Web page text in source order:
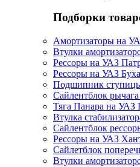
Подборки
Амортизаторы на
Втулки
Рессоры на УАЗ
Рессоры на УАЗ
Подшипник
Сайлентблок
Тяга Панара на УАЗ
Втулка
Сайлентблок
Рессоры на УАЗ
Сайлетблок
Втулки